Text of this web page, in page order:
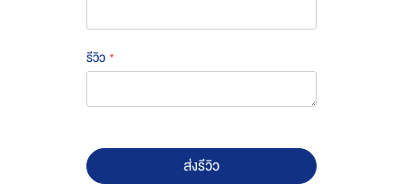
รีวิว
ส่งรีวิว